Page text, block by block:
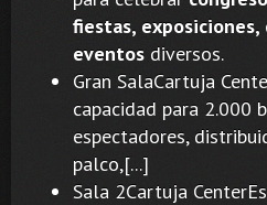
fiestas, exposiciones,
eventos diversos.
Gran SalaCartuja
capacidad para 2.000
espectadores,
palco,[...]
Sala 2Cartuja